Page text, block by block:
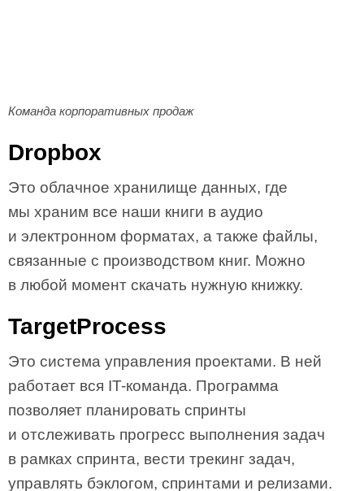
Команда корпоративных продаж
Dropbox
Это облачное хранилище данных, где
мы храним все наши книги в аудио
и электронном форматах, а также файлы,
связанные с производством книг. Можно
в любой момент скачать нужную книжку.
TargetProcess
Это система управления проектами. В ней
работает вся IT-команда. Программа
позволяет планировать спринты
и отслеживать прогресс выполнения задач
в рамках спринта, вести трекинг задач,
управлять бэклогом, спринтами и релизами.